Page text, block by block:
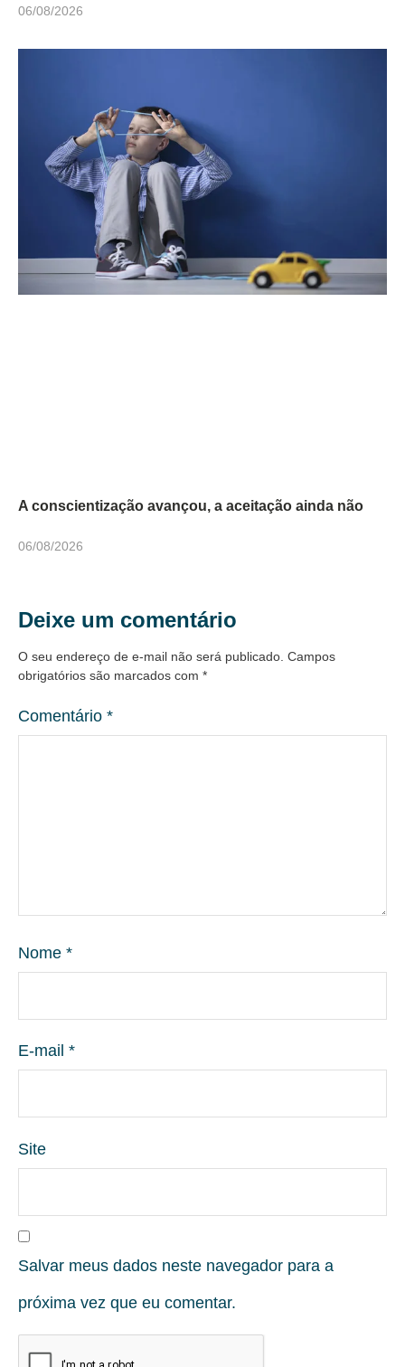
06/08/2026
A conscientização avançou, a aceitação ainda não
06/08/2026
Deixe um comentário
O seu endereço de e-mail não será publicado. Campos
obrigatórios são marcados com *
Comentário *
Nome *
E-mail *
Site
Salvar meus dados neste navegador para a
próxima vez que eu comentar.